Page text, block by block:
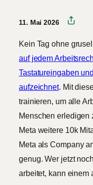
11. Mai 2026
Kein Tag ohne
auf jedem
Tastatureingaben
aufzeichnet. Mit
trainieren, um alle
Menschen erledigen
Meta weitere 10k
Meta als Company
genug. Wer jetzt
arbeitet, kann einem